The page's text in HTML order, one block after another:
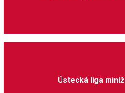
Ústecká liga